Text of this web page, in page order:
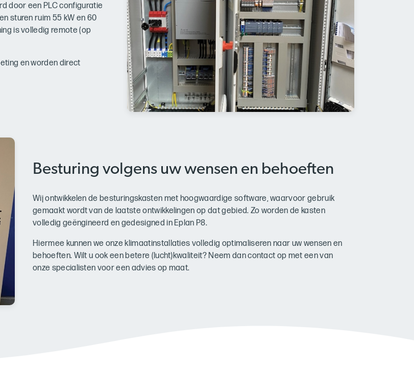
door een PLC configuratie
sturen ruim 55 kW en 60
is volledig remote (op
en worden direct
Besturing volgens uw wensen en behoeften
Wij ontwikkelen de besturingskasten met hoogwaardige software, waarvoor gebruik
gemaakt wordt van de laatste ontwikkelingen op dat gebied. Zo worden de kasten
volledig geëngineerd en gedesigned in Eplan P8.
Hiermee kunnen we onze klimaatinstallaties volledig optimaliseren naar uw wensen en
behoeften. Wilt u ook een betere (lucht)kwaliteit? Neem dan contact op met een van
onze specialisten voor een advies op maat.